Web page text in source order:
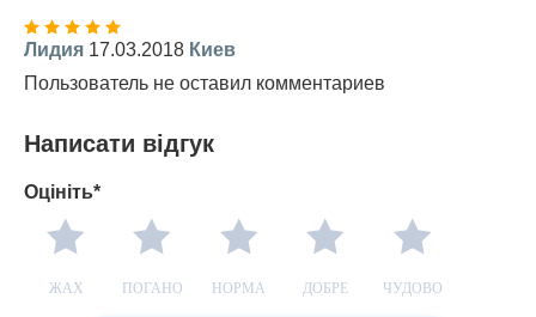
Лидия 17.03.2018 Киев
Пользователь не оставил комментариев
Написати відгук
Оцініть*
ЖАХ ПОГАНО НОРМА ДОБРЕ ЧУДОВО